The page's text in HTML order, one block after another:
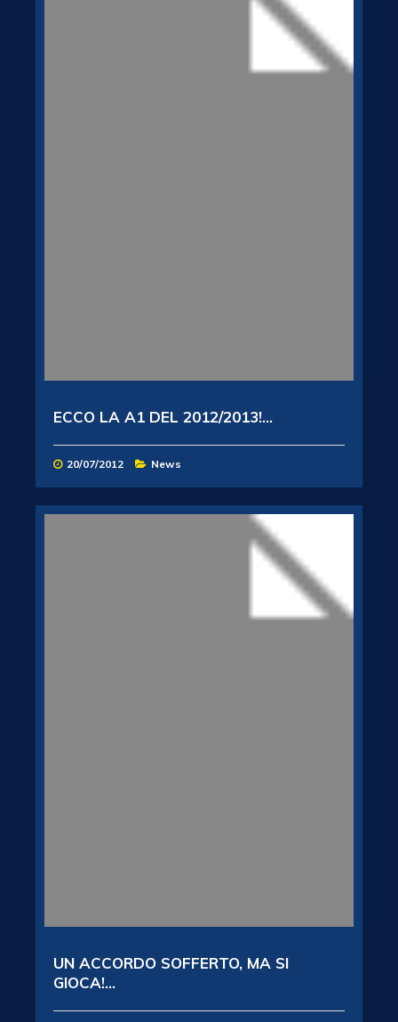
ECCO LA A1 DEL 2012/2013!...
20/07/2012 News
UN ACCORDO SOFFERTO, MA SI
GIOCA!...